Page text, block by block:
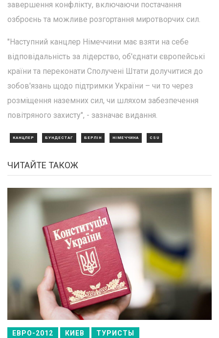
завершення конфлікту, включаючи постачання
озброєнь та можливе розгортання миротворчих сил.
"Наступний канцлер Німеччини має взяти на себе
відповідальність за лідерство, об'єднати європейські
країни та переконати Сполучені Штати долучитися до
зобов'язань щодо підтримки України – чи то через
розміщення наземних сил, чи шляхом забезпечення
повітряного захисту", - зазначає видання.
КАНЦЛЕР БУНДЕСТАГ БЕРЛІН НІМЕЧЧИНА CSU
ЧИТАЙТЕ ТАКОЖ
ЕВРО-2012 КИЕВ ТУРИСТЫ